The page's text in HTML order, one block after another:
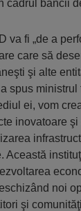
cadrul băncii
va fi „de a
care să
şi alte
spus ministrul
ei, vom
inovatoare
Această
noi
şi